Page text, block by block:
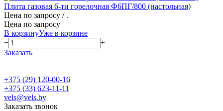
Плита газовая 6-ти горелочная Ф6ПГ/800 (настольная)
Цена по запросу / .
Цена по запросу
В корзинуУже в корзине
−
+
Заказать
+375 (29) 120-00-16
+375 (33) 623-11-11
vels@vels.by
Заказать звонок